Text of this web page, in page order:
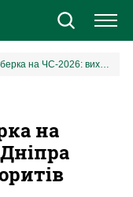
Прогноз Євгена Чеберка на ЧС-2026: вихованець Дніпра назвав головних фаворитів мундіалю
на